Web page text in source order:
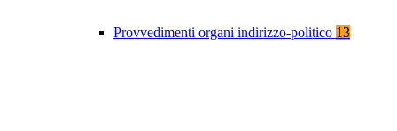
Provvedimenti organi indirizzo-politico 13